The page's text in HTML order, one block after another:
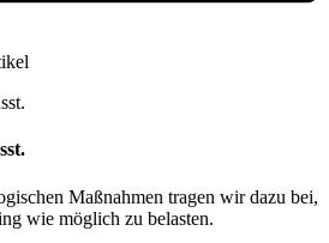
Maßnahmen tragen wir dazu bei,
wie möglich zu belasten.